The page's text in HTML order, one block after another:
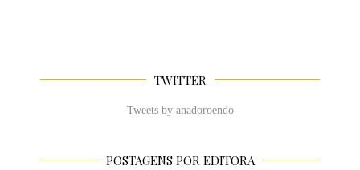
TWITTER
Tweets by anadoroendo
POSTAGENS POR EDITORA